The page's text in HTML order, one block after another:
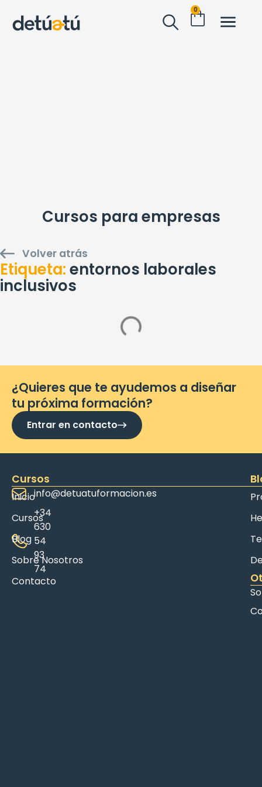
0
Cursos para empresas
Volver atrás
entornos laborales
inclusivos
¿Quieres que te ayudemos a diseñar
tu próxima formación?
Entrar en contacto
info@detuatuformacion.es
+34
630
54
93
74
Cursos
Inicio
Cursos
Blog
Sobre Nosotros
Contacto